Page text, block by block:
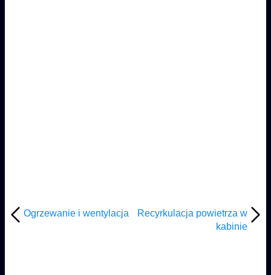
Ogrzewanie i wentylacja
Recyrkulacja powietrza w
kabinie